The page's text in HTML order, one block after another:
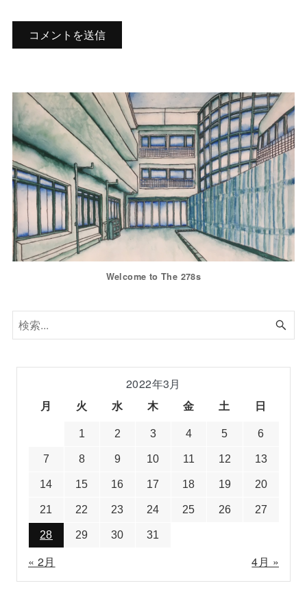
Welcome to The 278s
2022年3月
月
火 水 木 金 土 日
1 2 3 4 5 6
7 8 9 10 11 12 13
14 15 16 17 18 19 20
21 22 23 24 25 26 27
28 29 30 31
« 2月 4月 »